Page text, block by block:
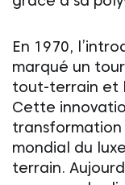
En 1970,
marqué un
tout-terrain et
Cette
transformation
mondial du
terrain.